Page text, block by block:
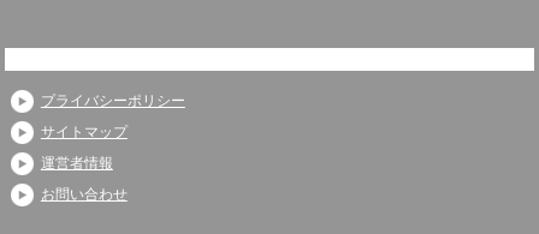
プライバシーポリシー
サイトマップ
運営者情報
お問い合わせ